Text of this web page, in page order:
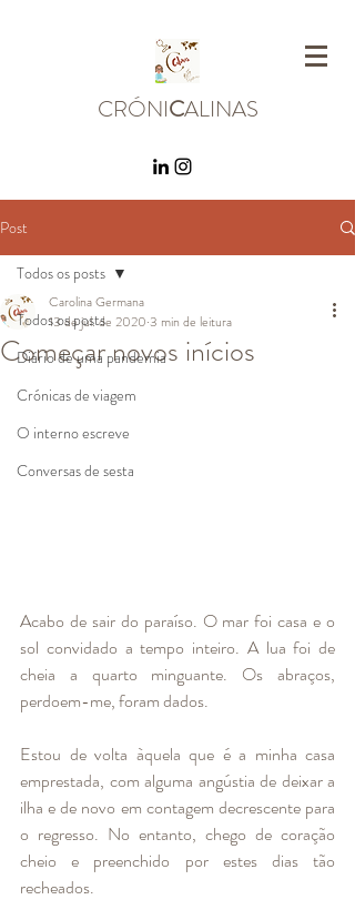
CRÓNICALINAS
Post
Todos os posts
Diário de uma pandemia
Crónicas de viagem
O interno escreve
Conversas de sesta
Todos os posts
Começar novos inícios
Carolina Germana
13 de jul. de 2020 3 min de leitura
Acabo de sair do paraíso. O mar foi casa e o
sol convidado a tempo inteiro. A lua foi de
cheia a quarto minguante. Os abraços,
perdoem-me, foram dados.
Estou de volta àquela que é a minha casa
emprestada, com alguma angústia de deixar a
ilha e de novo em contagem decrescente para
o regresso. No entanto, chego de coração
cheio e preenchido por estes dias tão
recheados.